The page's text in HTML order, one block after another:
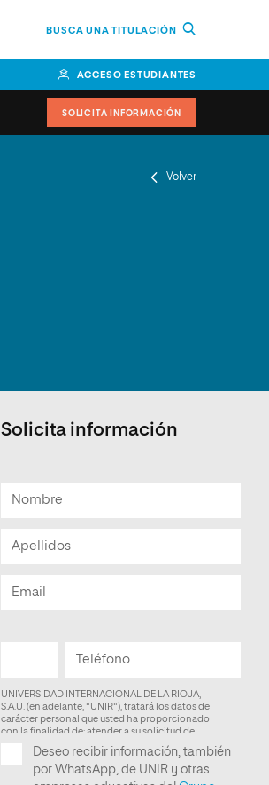
BUSCA UNA TITULACIÓN
ACCESO ESTUDIANTES
SOLICITA INFORMACIÓN
Volver
Solicita información